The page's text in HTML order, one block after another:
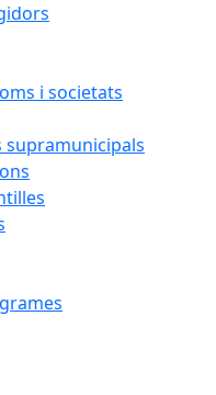
i societats
supramunicipals